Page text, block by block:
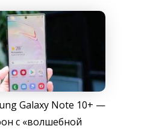
Galaxy Note 10+ —
с «волшебной